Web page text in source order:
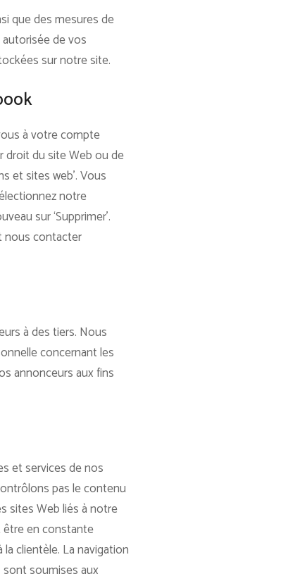
que des mesures de
de vos
sur notre site.
à votre compte
droit du site Web ou de
et sites web’. Vous
notre
sur ‘Supprimer’.
nous contacter
à des tiers. Nous
concernant les
annonceurs aux fins
et services de nos
pas le contenu
sites Web liés à notre
être en constante
clientèle. La navigation
soumises aux